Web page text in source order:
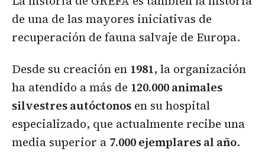
de una de las mayores iniciativas de
recuperación de fauna salvaje de Europa.
Desde su creación en 1981, la organización
ha atendido a más de 120.000 animales
silvestres autóctonos en su hospital
especializado, que actualmente recibe una
media superior a 7.000 ejemplares al año.